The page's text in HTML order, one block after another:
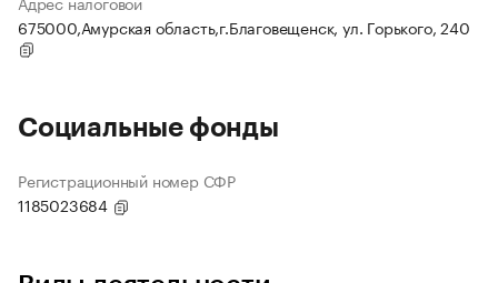
675000,Амурская область,г.Благовещенск, ул. Горького, 240
Социальные фонды
Регистрационный номер СФР
1185023684